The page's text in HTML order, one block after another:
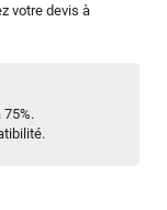
votre devis à